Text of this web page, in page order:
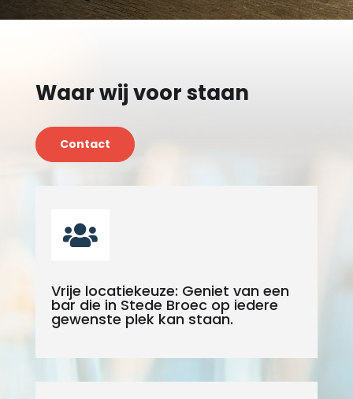
Waar wij voor staan
Contact

Vrije locatiekeuze: Geniet van een
bar die in Stede Broec op iedere
gewenste plek kan staan.